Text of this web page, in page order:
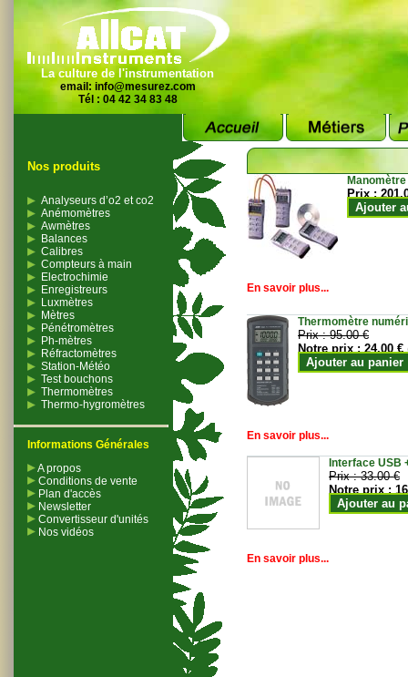
La culture de l'instrumentation
email: info@mesurez.com
Tél : 04 42 34 83 48
Nos produits
Analyseurs d’o2 et co2
Anémomètres
Awmètres
Balances
Calibres
Compteurs à main
Electrochimie
Enregistreurs
Luxmètres
Mètres
Pénétromètres
Ph-mètres
Réfractomètres
Station-Météo
Test bouchons
Thermomètres
Thermo-hygromètres
Informations Générales
A propos
Conditions de vente
Plan d'accès
Newsletter
Convertisseur d'unités
Nos vidéos
Prix :
Ajouter
En savoir plus...
Thermomètre
Prix :95.00 €
Notre prix :24.00 €
Ajouter au panier
En savoir plus...
Interface USB
Prix :33.00 €
Notre prix :
Ajouter au
En savoir plus...